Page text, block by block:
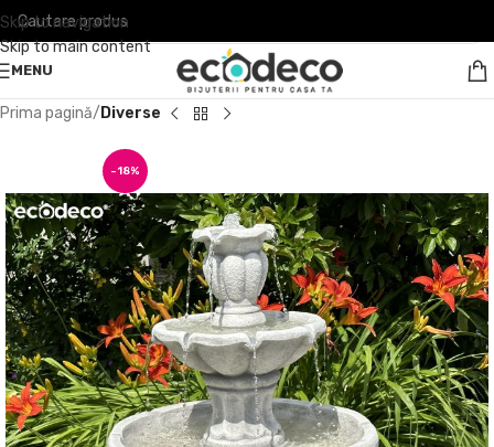
Skip to navigation
Skip to main content
MENU
Prima pagină Diverse
-18%